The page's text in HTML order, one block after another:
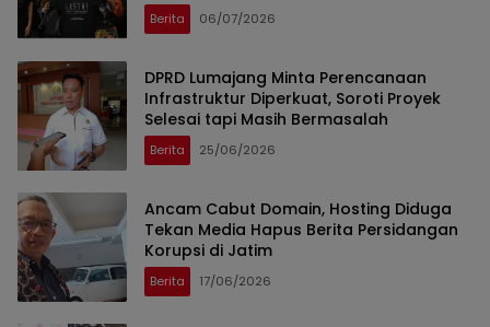
Berita 06/07/2026
DPRD Lumajang Minta Perencanaan
Infrastruktur Diperkuat, Soroti Proyek
Selesai tapi Masih Bermasalah
Berita 25/06/2026
Ancam Cabut Domain, Hosting Diduga
Tekan Media Hapus Berita Persidangan
Korupsi di Jatim
Berita 17/06/2026